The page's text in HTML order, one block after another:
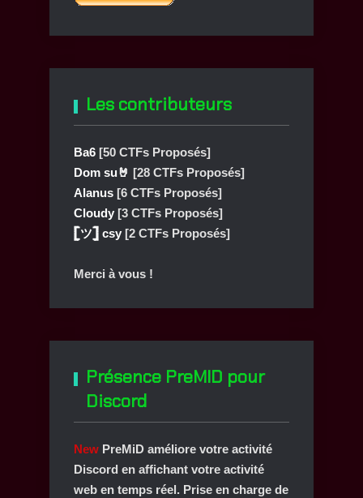
Les contributeurs
Ba6[50 CTFs Proposés]
Dom su🤘 [28 CTFs Proposés]
Alanus[6 CTFs Proposés]
Cloudy[3 CTFs Proposés]
𓊈ツ𓊉 csy[2 CTFs Proposés]
Merci à vous !
Présence PreMID pour
Discord
NewPreMiD améliore votre activité
Discord en affichant votre activité
web en temps réel. Prise en charge de